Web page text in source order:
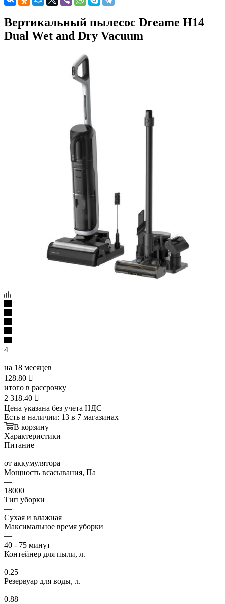
Вертикальный пылесос Dreame H14
Dual Wet and Dry Vacuum
4
на 18 месяцев
128.80 
итого в рассрочку
2 318.40 
Цена указана без учета НДС
Есть в наличии: 13 в 7 магазинах
В корзину
Характеристики
Питание
—
от аккумулятора
Мощность всасывания, Па
—
18000
Тип уборки
—
Сухая и влажная
Максимальное время уборки
—
40 - 75 минут
Контейнер для пыли, л.
—
0.25
Резервуар для воды, л.
—
0.88